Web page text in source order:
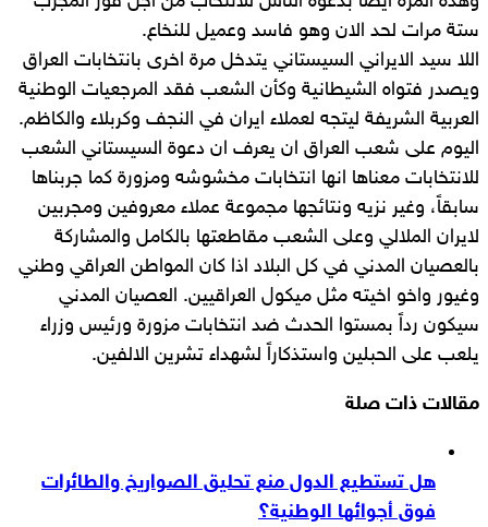
ستة مرات لحد الان وهو فاسد وعميل للنخاع.
اللا سيد الايراني السيستاني يتدخل مرة اخرى بانتخابات العراق
ويصدر فتواه الشيطانية وكأن الشعب فقد المرجعيات الوطنية
العربية الشريفة ليتجه لعملاء ايران في النجف وكربلاء والكاظم.
اليوم على شعب العراق ان يعرف ان دعوة السيستاني الشعب
للانتخابات معناها انها انتخابات مخشوشه ومزورة كما جربناها
سابقاً، وغير نزيه ونتائجها مجموعة عملاء معروفين ومجربين
لايران الملالي وعلى الشعب مقاطعتها بالكامل والمشاركة
بالعصيان المدني في كل البلاد اذا كان المواطن العراقي وطني
وغيور واخو اخيته مثل ميكول العراقيين. العصيان المدني
سيكون رداً بمستوا الحدث ضد انتخابات مزورة ورئيس وزراء
يلعب على الحبلين واستذكاراً لشهداء تشرين الالفين.
مقالات ذات صلة
هل تستطيع الدول منع تحليق الصواريخ والطائرات
فوق أجوائها الوطنية؟